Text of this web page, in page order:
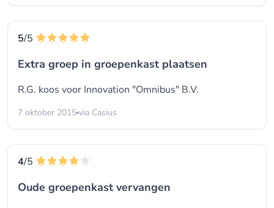
5/5
Extra groep in groepenkast plaatsen
R.G. koos voor Innovation "Omnibus" B.V.
7 oktober 2015 via Casius
4/5
Oude groepenkast vervangen